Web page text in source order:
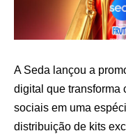
A Seda lançou a
digital que transforma
sociais em uma
distribuição de kits